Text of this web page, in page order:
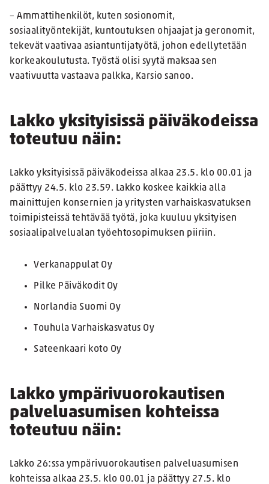
– Ammattihenkilöt, kuten sosionomit,
sosiaalityöntekijät, kuntoutuksen ohjaajat ja geronomit,
tekevät vaativaa asiantuntijatyötä, johon edellytetään
korkeakoulutusta. Työstä olisi syytä maksaa sen
vaativuutta vastaava palkka, Karsio sanoo.
Lakko yksityisissä päiväkodeissa
toteutuu näin:
Lakko yksityisissä päiväkodeissa alkaa 23.5. klo 00.01 ja
päättyy 24.5. klo 23.59. Lakko koskee kaikkia alla
mainittujen konsernien ja yritysten varhaiskasvatuksen
toimipisteissä tehtävää työtä, joka kuuluu yksityisen
sosiaalipalvelualan työehtosopimuksen piiriin.
Verkanappulat Oy
Pilke Päiväkodit Oy
Norlandia Suomi Oy
Touhula Varhaiskasvatus Oy
Sateenkaari koto Oy
Lakko ympärivuorokautisen
palveluasumisen kohteissa
toteutuu näin:
Lakko 26:ssa ympärivuorokautisen palveluasumisen
kohteissa alkaa 23.5. klo 00.01 ja päättyy 27.5. klo